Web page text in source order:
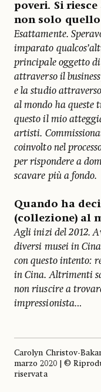
poveri. Si
non solo
Esattamente.
imparato
principale oggetto
attraverso il
e la studio
al mondo ha queste
questo il mio
artisti.
coinvolto nel
per rispondere a
scavare più a fondo.
Quando ha
(collezione) al
Agli inizi del 2012.
diversi musei in
con questo intento:
in Cina. Altrimenti
non riuscire a
impressionista...
Carolyn Christov-
marzo 2020 | ©
riservata